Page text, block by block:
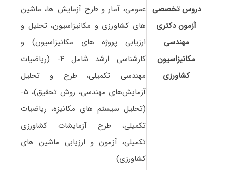
دروس تخصصی
آزمون دکتری
مهندسی
مکانیزاسیون
کشاورزی
عمومی، آمار و طرح آزمایش ها، ماشین
های کشاورزی و مکانیزاسیون، تحلیل و
ارزیابی پروژه های مکانیزاسیون) و
کارشناسی ارشد شامل ۴- (ریاضیات
مهندسی تکمیلی، طرح و تحلیل
آزمایش‌های مهندسی، روش تحقیق)، ۵-
(تحلیل سیستم های مکانیزه، ریاضیات
تکمیلی، طرح آزمایشات کشاورزی
تکمیلی، آزمون و ارزیابی ماشین های
کشاورزی)